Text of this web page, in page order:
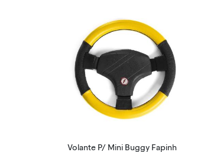
Volante P/ Mini Buggy Fapinh